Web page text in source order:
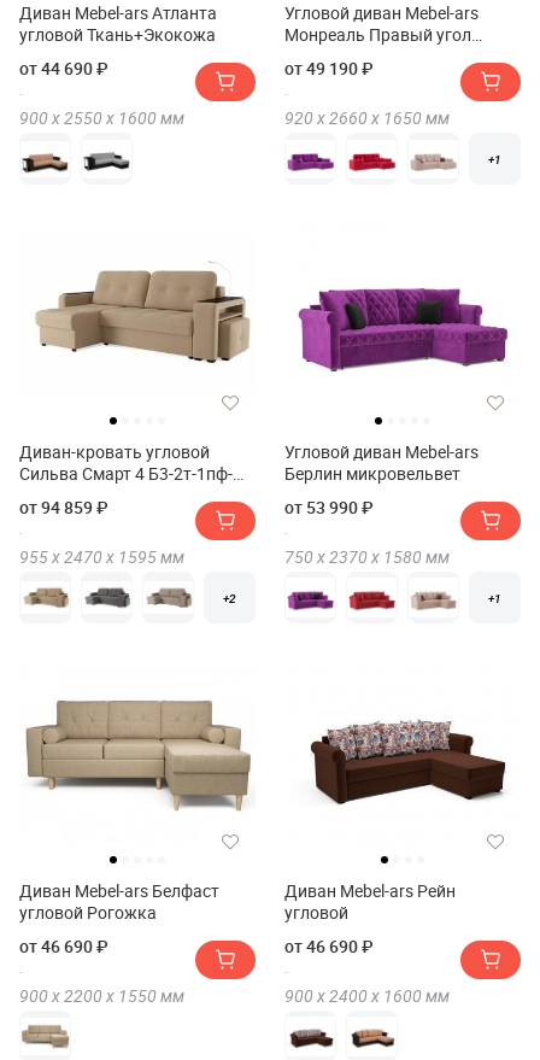
Диван Mebel-ars Атланта
угловой Ткань+Экокожа
от 44 690 ₽
900 х2550 х 1600 мм
Угловой диван Mebel-ars
Монреаль Правый угол
от 49 190 ₽
920 х2660 х 1650 мм
+1
Диван-кровать угловой
Сильва Смарт 4 Б3-2т-1пф-
Сильва SMART 4 Б3-2т-1пф-
Б4)
от 94 859 ₽
955 х2470 х 1595мм
+2
Угловой диван Mebel-ars
Берлин микровельвет
от 53 990 ₽
750 х2370 х 1580 мм
+1
Диван Mebel-ars Белфаст
угловой Рогожка
от 46 690 ₽
900 х2200 х 1550 мм
Диван Mebel-ars Рейн
угловой
от 46 690 ₽
900 х2400 х 1600 мм